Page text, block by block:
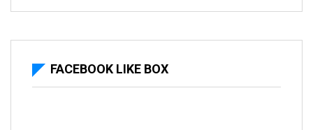
FACEBOOK LIKE BOX